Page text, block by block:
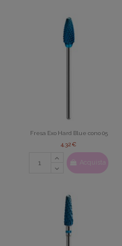
Fresa Exo Hard Blue cono 05
4,32 €
Acquista